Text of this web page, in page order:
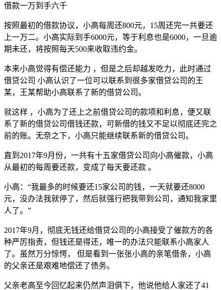
借款一万到手六千
按照最初的借款协议，小高每周还800元，15周还完一共要还
上一万二。小高实际到手6000元，等于利息也是6000，一旦逾
期未还，将按照每天500来收取违约金。
本来小高觉得有偿还能力 ，但是之后却越发吃力，此时通过
借贷公司 小高认识了一位可以联系到很多家借贷公司的王
某，王某帮助小高联系了新的借贷公司。
就这样 ，小高为了还上之前借贷公司的款项和利息，便又联
系了新的借贷公司借钱还款，可新借的钱又不足以彻底还完之
前的账。无奈之下，小高只能继续联系新的借贷公司。
直到2017年9月份，一共有十五家借贷公司向小高催款，小高
从最初的每周要还款，变成了每天要还款 。
小高：“我最多的时候要还15家公司的钱，一天就要还8000
元，没办法我就停了，然后就强行把我带到公司，通知我家里
人了。”
2017年9月，彻底无钱还给借贷公司的小高接受了催款方的各
种严厉指责，但钱还是得还，唯一的办法只能联系小高家人
了。虽然万分惊愕， 但是看到一张张小高的亲笔借条，小高
的父亲还是艰难地偿还了债务。
父亲老高至今回忆起来仍然声泪俱下，他说他给人家还了41